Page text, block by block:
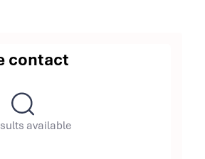
contact
available